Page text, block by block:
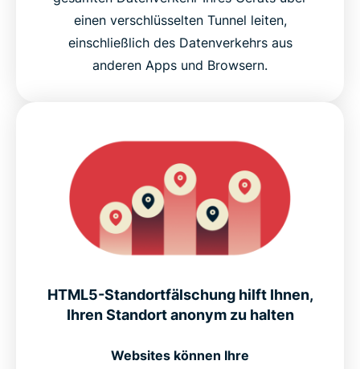
einen verschlüsselten Tunnel leiten,
einschließlich des Datenverkehrs aus
anderen Apps und Browsern.
HTML5-Standortfälschung hilft Ihnen,
Ihren Standort anonym zu halten
Websites können Ihre